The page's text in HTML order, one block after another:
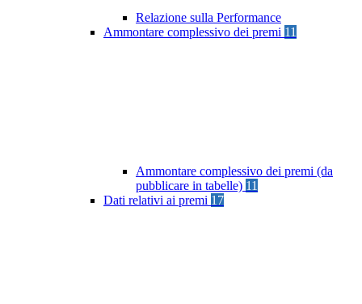
Relazione sulla Performance
Ammontare complessivo dei premi 11
Ammontare complessivo dei premi (da
pubblicare in tabelle) 11
Dati relativi ai premi 17